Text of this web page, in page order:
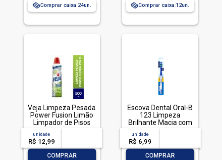
Comprar caixa:24 Comprar caixa:12
Veja Limpeza Pesada
Power Fusion Limão
Limpador de Pisos
500mL
unidade
R$ 12,99
COMPRAR
Escova Dental Oral-B
123 Limpeza
Brilhante Macia com
1 unidade
unidade
R$ 6,99
COMPRAR